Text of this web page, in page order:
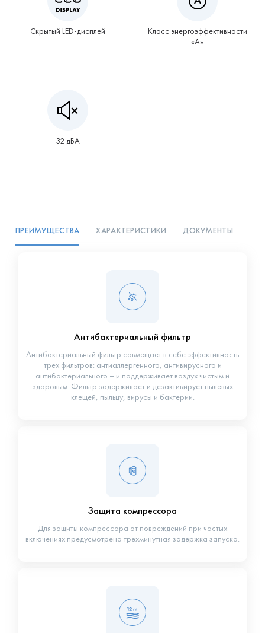
Скрытый LED-дисплей
Класс энергоэффективности
«А»
32 дБА
ПРЕИМУЩЕСТВА ХАРАКТЕРИСТИКИ ДОКУМЕНТЫ
Антибактериальный фильтр
Антибактериальный фильтр совмещает в себе эффективность
трех фильтров: антиаллергенного, антивирусного и
антибактериального – и поддерживает воздух чистым и
здоровым. Фильтр задерживает и дезактивирует пылевых
клещей, пыльцу, вирусы и бактерии.
Защита компрессора
Для защиты компрессора от повреждений при частых
включениях предусмотрена трехминутная задержка запуска.